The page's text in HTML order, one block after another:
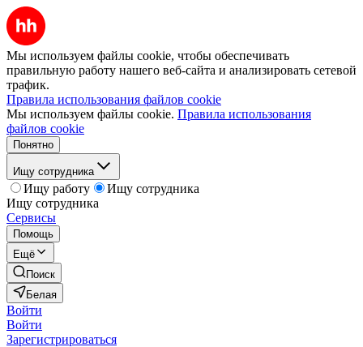
Мы используем файлы cookie, чтобы обеспечивать
правильную работу нашего веб-сайта и анализировать сетевой
трафик.
Правила использования файлов cookie
Мы используем файлы cookie. Правила использования
файлов cookie
Понятно
Ищу сотрудника
Ищу работу
Ищу сотрудника
Ищу сотрудника
Сервисы
Помощь
Ещё
Поиск
Белая
Войти
Войти
Зарегистрироваться